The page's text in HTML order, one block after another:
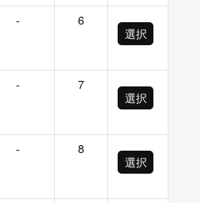
-
6
選択
-
7
選択
-
8
選択